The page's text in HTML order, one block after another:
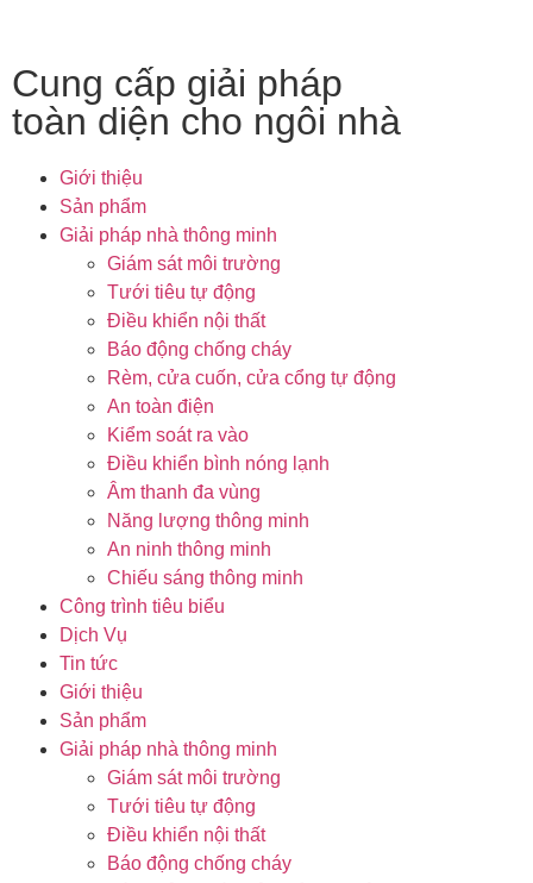
Cung cấp giải pháp
toàn diện cho ngôi nhà
Giới thiệu
Sản phẩm
Giải pháp nhà thông minh
Giám sát môi trường
Tưới tiêu tự động
Điều khiển nội thất
Báo động chống cháy
Rèm, cửa cuốn, cửa cổng tự động
An toàn điện
Kiểm soát ra vào
Điều khiển bình nóng lạnh
Âm thanh đa vùng
Năng lượng thông minh
An ninh thông minh
Chiếu sáng thông minh
Công trình tiêu biểu
Dịch Vụ
Tin tức
Giới thiệu
Sản phẩm
Giải pháp nhà thông minh
Giám sát môi trường
Tưới tiêu tự động
Điều khiển nội thất
Báo động chống cháy